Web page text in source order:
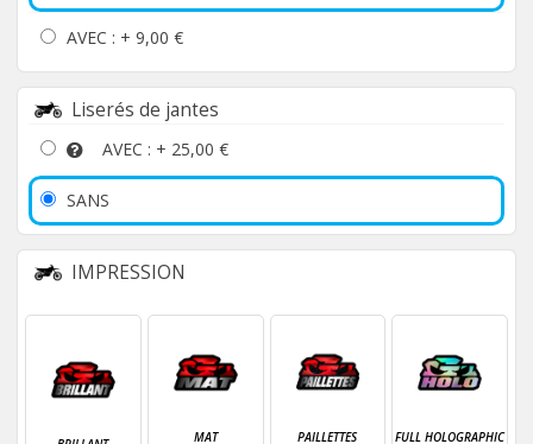
AVEC : + 9,00 €
Liserés de jantes
AVEC : + 25,00 €
SANS
IMPRESSION
MAT
PAILLETTES
FULL HOLOGRAPHIC